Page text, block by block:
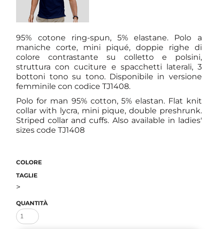
95% cotone ring-spun, 5% elastane. Polo a
maniche corte, mini piqué, doppie righe di
colore contrastante su colletto e polsini,
struttura con cuciture e spacchetti laterali, 3
bottoni tono su tono. Disponibile in versione
femminile con codice TJ1408.
Polo for man 95% cotton, 5% elastan. Flat knit
collar with lycra, mini pique, double preshrunk.
Striped collar and cuffs. Also available in ladies'
sizes code TJ1408
COLORE
TAGLIE
>
QUANTITÀ